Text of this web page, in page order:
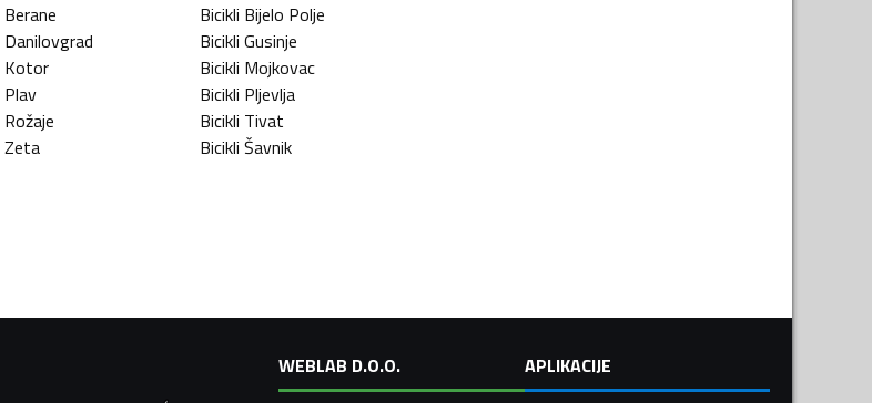
Berane Bicikli Bijelo Polje
Danilovgrad Bicikli Gusinje
Kotor Bicikli Mojkovac
Plav Bicikli Pljevlja
Rožaje Bicikli Tivat
Zeta Bicikli Šavnik
WEBLAB D.O.O.
APLIKACIJE